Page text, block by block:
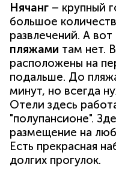
Нячанг – крупный
большое
развлечений. А вот
пляжами там нет.
расположены на
подальше. До
минут, но всегда
Отели здесь
"полупансионе".
размещение на
Есть прекрасная
долгих прогулок.